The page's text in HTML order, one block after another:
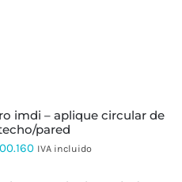
pared
Rango
IVA incluido